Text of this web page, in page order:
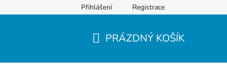
Hodnocení obchodu
Přihlášení Registrace
PRÁZDNÝ KOŠÍK